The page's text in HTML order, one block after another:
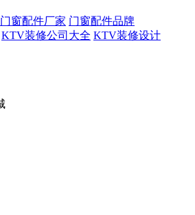
门窗配件厂家 门窗配件品牌
KTV装修公司大全 KTV装修设计